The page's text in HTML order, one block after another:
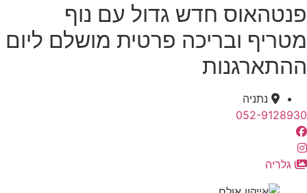
פנטהאוס חדש גדול עם נוף
מטריף ובריכה פרטית מושלם ליום
ההתארגנות
נתניה
052-9128930
גלריה